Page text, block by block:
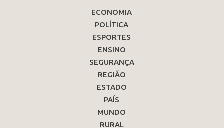
ECONOMIA
POLÍTICA
ESPORTES
ENSINO
SEGURANÇA
REGIÃO
ESTADO
PAÍS
MUNDO
RURAL